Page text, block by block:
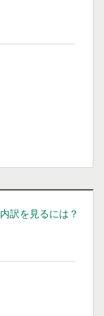
内訳を見るには？